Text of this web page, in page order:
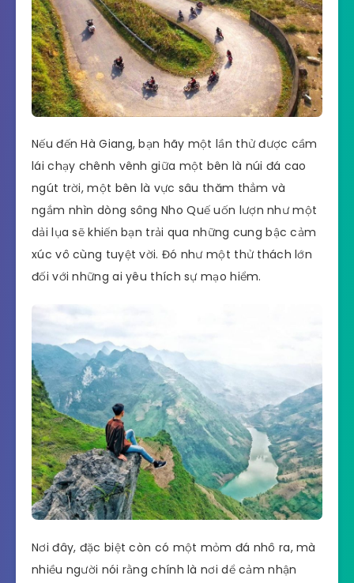
Nếu đến Hà Giang, bạn hãy một lần thử được cầm
lái chạy chênh vênh giữa một bên là núi đá cao
ngút trời, một bên là vực sâu thăm thẳm và
ngắm nhìn dòng sông Nho Quế uốn lượn như một
dải lụa sẽ khiến bạn trải qua những cung bậc cảm
xúc vô cùng tuyệt vời. Đó như một thử thách lớn
đối với những ai yêu thích sự mạo hiểm.
Nơi đây, đặc biệt còn có một mỏm đá nhô ra, mà
nhiều người nói rằng chính là nơi dể cảm nhận